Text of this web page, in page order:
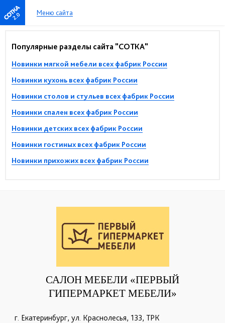
2.0 Меню сайта
Популярные разделы сайта "СОТКА"
Новинки мягкой мебели всех фабрик России
Новинки кухонь всех фабрик России
Новинки столов и стульев всех фабрик России
Новинки спален всех фабрик России
Новинки детских всех фабрик России
Новинки гостиных всех фабрик России
Новинки прихожих всех фабрик России
САЛОН МЕБЕЛИ «ПЕРВЫЙ
ГИПЕРМАРКЕТ МЕБЕЛИ»
г. Екатеринбург, ул. Краснолесья, 133, ТРК